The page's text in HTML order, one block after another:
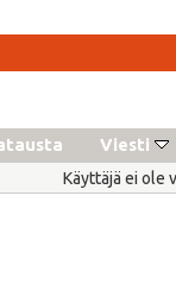
Viesti
Käyttäjä ei ole